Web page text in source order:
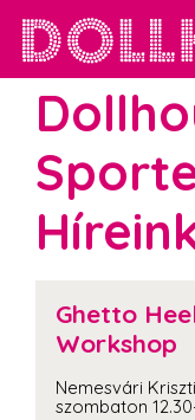
Ghetto
Workshop
Nemesvári
szombaton